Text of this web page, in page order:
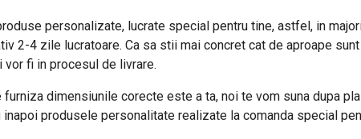
personalizate, lucrate special pentru tine, astfel, in
2-4 zile lucratoare. Ca sa stii mai concret cat de aproape
vor fi in procesul de livrare.
dimensiunile corecte este a ta, noi te vom suna dupa
produsele personalitate realizate la comanda special